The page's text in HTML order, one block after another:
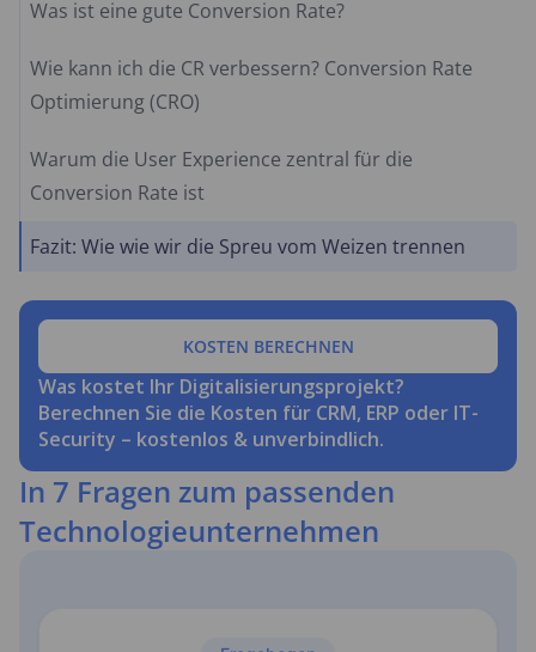
Was ist eine gute Conversion Rate?
Wie kann ich die CR verbessern? Conversion Rate
Optimierung (CRO)
Warum die User Experience zentral für die
Conversion Rate ist
Fazit: Wie wie wir die Spreu vom Weizen trennen
Was kostet Ihr Digitalisierungsprojekt?
Berechnen Sie die Kosten für CRM, ERP oder IT-
Security – kostenlos & unverbindlich.
KOSTEN BERECHNEN
In 7 Fragen zum passenden
Technologieunternehmen